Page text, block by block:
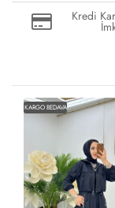
Kredi
KARGO BEDAVA